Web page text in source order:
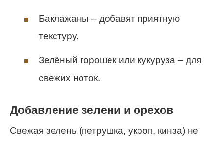
Баклажаны – добавят приятную
текстуру.
Зелёный горошек или кукуруза – для
свежих ноток.
Добавление зелени и орехов
Свежая зелень (петрушка, укроп, кинза) не